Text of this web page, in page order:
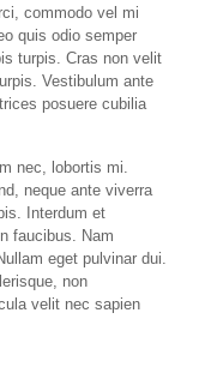
commodo vel mi
quis odio semper
turpis. Cras non velit
Vestibulum ante
posuere cubilia
nec, lobortis mi.
neque ante viverra
Interdum et
faucibus. Nam
eget pulvinar dui.
non
velit nec sapien